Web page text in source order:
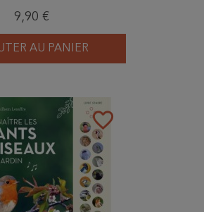
dans nos
régions
9,90 €
AU PANIER
favorite_border